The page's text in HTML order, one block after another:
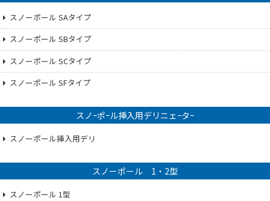
スノーポール SAタイプ
スノーポール SBタイプ
スノーポール SCタイプ
スノーポール SFタイプ
スノｰポｰル挿入用デリニェｰタｰ
スノーポール挿入用デリ
スノーポール 1・2型
スノーポール 1型